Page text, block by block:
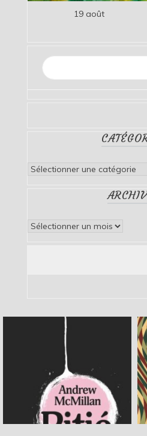
19 août
Catégories
Archives